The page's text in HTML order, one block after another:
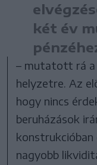
két év
– mutatott rá a
helyzetre. Az
hogy nincs
beruházások
konstrukcióban
nagyobb